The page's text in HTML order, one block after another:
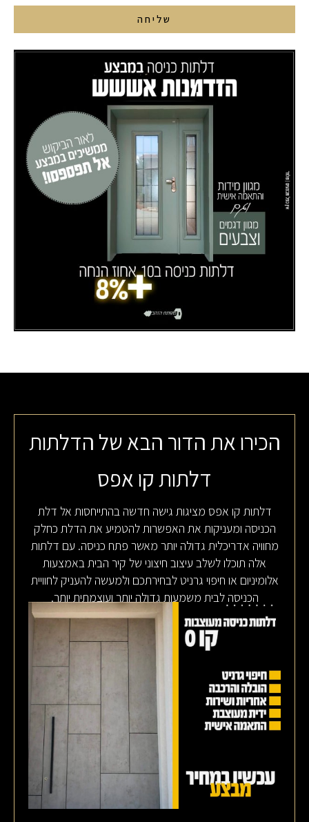
שליחה
הכירו את הדור הבא של הדלתות
דלתות קו אפס
דלתות קו אפס מציגות גישה חדשה בהתייחסות אל דלת
הכניסה ומעניקות את האפשרות להטמיע את הדלת כחלק
מחוויה אדריכלית גדולה יותר מאשר פתח כניסה. עם דלתות
אלה תוכלו לשלב עיצוב חיצוני של קיר הבית באמצעות
אלומיניום או חיפוי גרניט לבחירתכם ולמעשה להעניק לחוויית
הכניסה לבית משמעות גדולה יותר ועוצמתית יותר.